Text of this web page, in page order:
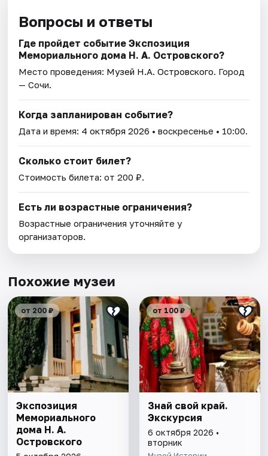
Вопросы и ответы
Где пройдет событие Экспозиция
Мемориального дома Н. А. Островского?
Место проведения: Музей Н.А. Островского. Город
— Сочи.
Когда запланирован событие?
Дата и время: 4 октября 2026 • воскресенье • 10:00.
Сколько стоит билет?
Стоимость билета: от 200 ₽.
Есть ли возрастные ограничения?
Возрастные ограничения уточняйте у
организаторов.
Похожие музеи
от 200 ₽
Экспозиция
Мемориального
дома Н. А.
Островского
от 100 ₽
Знай свой край.
Экскурсия
6 октября 2026 •
вторник